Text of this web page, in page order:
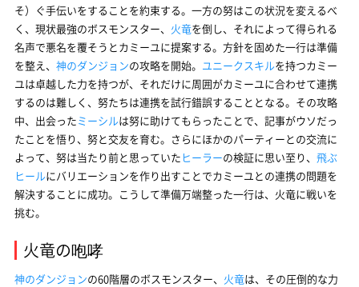
そ）ぐ手伝いをすることを約束する。一方の努はこの状況を変えるべ
く、現状最強のボスモンスター、 火竜を倒し、それによって得られる
名声で悪名を覆そうとカミーユに提案する。方針を固めた一行は準備
を整え、 神のダンジョンの攻略を開始。 ユニークスキルを持つカミー
ユは卓越した力を持つが、それだけに周囲がカミーユに合わせて連携
するのは難しく、努たちは連携を試行錯誤することとなる。その攻略
中、出会ったミーシルは努に助けてもらったことで、記事がウソだっ
たことを悟り、努と交友を育む。さらにほかのパーティーとの交流に
よって、努は当たり前と思っていた ヒーラーの検証に思い至り、 飛ぶ
ヒールにバリエーションを作り出すことでカミーユとの連携の問題を
解決することに成功。こうして準備万端整った一行は、火竜に戦いを
挑む。
火竜の咆哮
神のダンジョンの60階層のボスモンスター、 火竜は、その圧倒的な力